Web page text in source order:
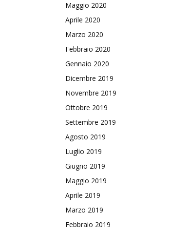
Maggio 2020
Aprile 2020
Marzo 2020
Febbraio 2020
Gennaio 2020
Dicembre 2019
Novembre 2019
Ottobre 2019
Settembre 2019
Agosto 2019
Luglio 2019
Giugno 2019
Maggio 2019
Aprile 2019
Marzo 2019
Febbraio 2019